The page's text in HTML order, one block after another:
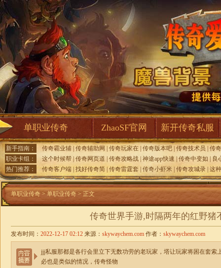
单职业传奇 ZhaoSF官网 新开传奇私服
新手指南： 传奇霸业辅 传奇辅助网 传奇玩家在 传奇版本吧 传奇技术员
传
职业卡组：
这个时候帮 传奇网页道 传奇攻略战 神途app快速 传奇中变如
良
热门推荐：
传奇客户端 找好传奇简 传奇雷霆套 传奇小虾米 传奇攻城录 这
单职业传奇 > 单职业传奇 > 正文
传奇世界手游,时隔两年的红野猪
发布时间： 2022-12-17 02:12 来源： skywaychem.com 作者： skywaychem.com
jjj私服那都是各行会里立下无数功劳的老玩家，塔让玩家将困在套索
必也是类似的情况，传奇怪物